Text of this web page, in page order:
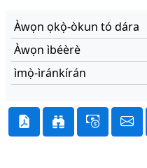
Àwọn ọkọ̀-òkun tó dára
Àwọn ìbéèrè
ìmọ̀-ìránkírán